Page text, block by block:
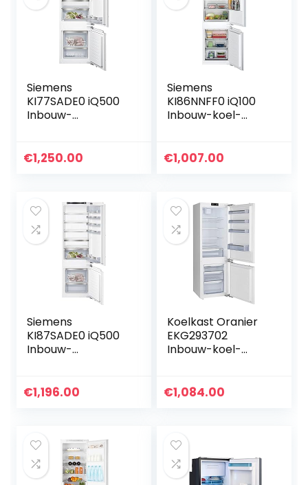
Siemens
KI77SADE0 iQ500
Inbouw-
/ 231
verlichting/plat
scharnier
€1,250.00
Siemens
KI86NNFF0 iQ100
Inbouw-koel-
184 l koelen + 76 l
superFreezing
sneller invriezen,
plat scharnier
€1,007.00
Siemens
KI87SADE0 iQ500
Inbouw-
/ 272
verlichting/plat
scharnier
€1,196.00
Koelkast Oranier
EKG293702
Inbouw-koel-
€1,084.00